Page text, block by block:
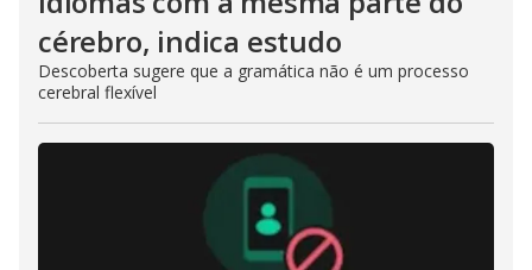
cérebro, indica estudo
Descoberta sugere que a gramática não é um processo
cerebral flexível